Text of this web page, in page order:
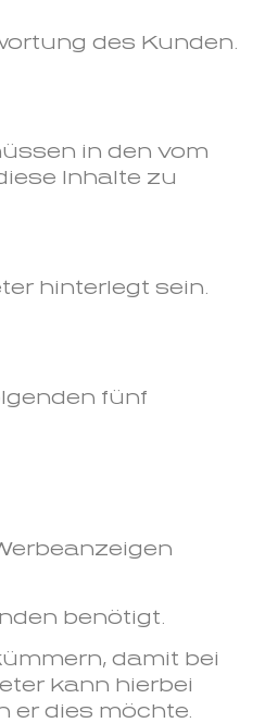
des Kunden.
in den vom
Inhalte zu
hinterlegt sein.
fünf
benötigt.
damit bei
kann hierbei
er dies möchte.